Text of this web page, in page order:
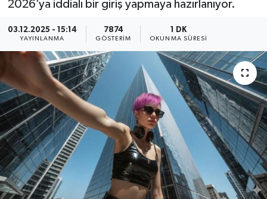
2026’ya iddialı bir giriş yapmaya hazırlanıyor.
03.12.2025 - 15:14
YAYINLANMA
7874
GÖSTERIM
1 DK
OKUNMA SÜRESI
KEMERBURGAZ
KÜLTÜR - SANAT
MAGAZİN
ÖZEL HABER
SAĞLIK